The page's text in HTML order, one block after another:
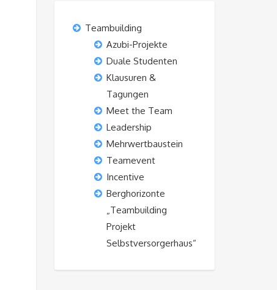
Teambuilding
Azubi-Projekte
Duale Studenten
Klausuren &
Tagungen
Meet the Team
Leadership
Mehrwertbaustein
Teamevent
Incentive
Berghorizonte
„Teambuilding
Projekt
Selbstversorgerhaus“